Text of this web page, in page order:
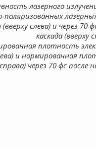
лазерного
поляризованных
слева) и через 70
каскада (вверху
плотность
и нормированная
через 70 фс после